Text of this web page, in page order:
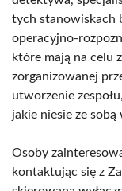
tych stanowiskach
operacyjno-
które mają na celu
zorganizowanej
utworzenie
jakie niesie ze
Osoby
kontaktując się z